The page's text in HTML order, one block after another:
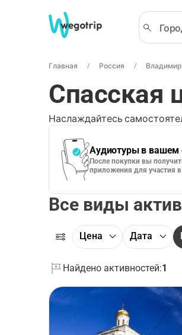
Главная Россия Владимир
Спасская
Наслаждайтесь
Аудиотуры в вашем
После покупки вы
приложения для участия в
Все виды
Цена Дата
Найдено активностей:1